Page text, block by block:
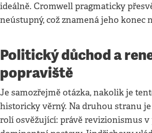
ideálně. Cromwell pragmaticky
neústupný, což znamená jeho konec
Politický důchod a
popraviště
Je samozřejmě otázka, nakolik je
historicky věrný. Na druhou stranu
rolí osvěžující: právě revizionismus v